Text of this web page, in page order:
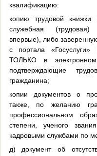
квалификацию:
копию трудовой книжки
служебная (трудовая)
впервые), либо
с портала «Госуслуги»
ТОЛЬКО в
подтверждающие
гражданина;
копии документов о
также, по желанию
профессиональном
степени, ученого
кадровыми службами по
д) документ об